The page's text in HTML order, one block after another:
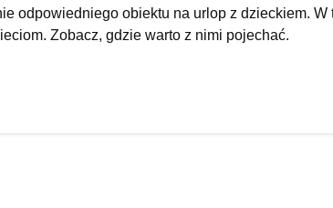
odpowiedniego obiektu na urlop z dzieckiem.
Zobacz, gdzie warto z nimi pojechać.